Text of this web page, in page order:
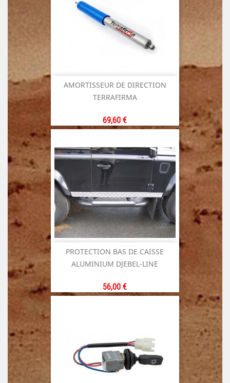
AMORTISSEUR DE DIRECTION
TERRAFIRMA
Prix
69,60 €
PROTECTION BAS DE CAISSE
ALUMINIUM DJEBEL-LINE
Prix
56,00 €